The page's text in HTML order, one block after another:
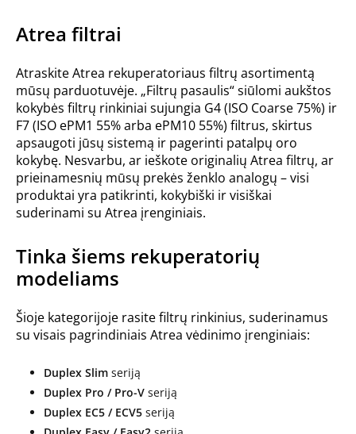
Atrea filtrai
Atraskite Atrea rekuperatoriaus filtrų asortimentą
mūsų parduotuvėje. „Filtrų pasaulis“ siūlomi aukštos
kokybės filtrų rinkiniai sujungia G4 (ISO Coarse 75%) ir
F7 (ISO ePM1 55% arba ePM10 55%) filtrus, skirtus
apsaugoti jūsų sistemą ir pagerinti patalpų oro
kokybę. Nesvarbu, ar ieškote originalių Atrea filtrų, ar
prieinamesnių mūsų prekės ženklo analogų – visi
produktai yra patikrinti, kokybiški ir visiškai
suderinami su Atrea įrenginiais.
Tinka šiems rekuperatorių
modeliams
Šioje kategorijoje rasite filtrų rinkinius, suderinamus
su visais pagrindiniais Atrea vėdinimo įrenginiais:
Duplex Slim seriją
Duplex Pro / Pro-V seriją
Duplex EC5 / ECV5 seriją